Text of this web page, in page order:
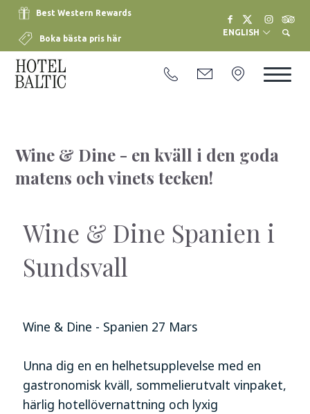
Best Western Rewards
Boka bästa pris här
ENGLISH
Wine & Dine - en kväll i den goda
matens och vinets tecken!
Wine & Dine Spanien i
Sundsvall
Wine & Dine - Spanien 27 Mars
Unna dig en en helhetsupplevelse med en
gastronomisk kväll, sommelierutvalt vinpaket,
härlig hotellövernattning och lyxig